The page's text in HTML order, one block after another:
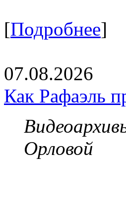
[Подробнее]
07.08.2026
Как Рафаэль
Орловой